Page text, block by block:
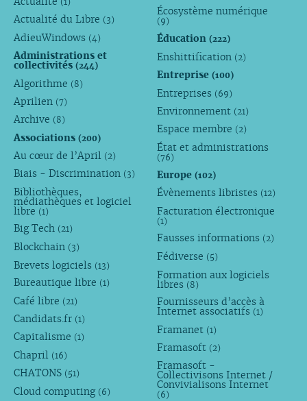
Actualité du Libre (3)
AdieuWindows (4)
Administrations et
collectivités (244)
Algorithme (8)
Aprilien (7)
Archive (8)
Associations (200)
Au cœur de l’April (2)
Biais - Discrimination (3)
Bibliothèques,
médiathèques et logiciel
libre (1)
Big Tech (21)
Blockchain (3)
Brevets logiciels (13)
Bureautique libre (1)
Café libre (21)
Candidats.fr (1)
Capitalisme (1)
Chapril (16)
CHATONS (51)
Cloud computing (6)
Écosystème numérique
(9)
Éducation(222)
Enshittification (2)
Entreprise(100)
Entreprises (69)
Environnement (21)
Espace membre (2)
État et administrations
(76)
Europe(102)
Évènements libristes (12)
Facturation électronique
(1)
Fausses informations (2)
Fédiverse (5)
Formation aux logiciels
libres (8)
Fournisseurs d’accès à
Internet associatifs (1)
Framanet (1)
Framasoft (2)
Framasoft -
Collectivisons Internet /
Convivialisons Internet
(6)